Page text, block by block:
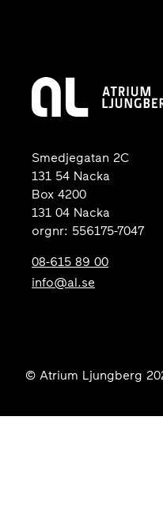
Smedjegatan 2C
131 54 Nacka
Box 4200
131 04 Nacka
orgnr: 556175-7047
08-615 89 00
info@al.se
© Atrium Ljungberg